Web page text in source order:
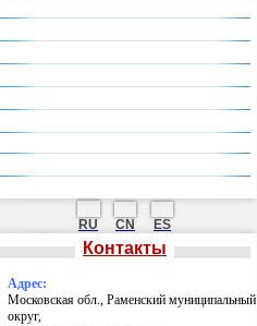
RU CN ES
Контакты
Адрес:
Московская обл., Раменский муниципальный
округ,